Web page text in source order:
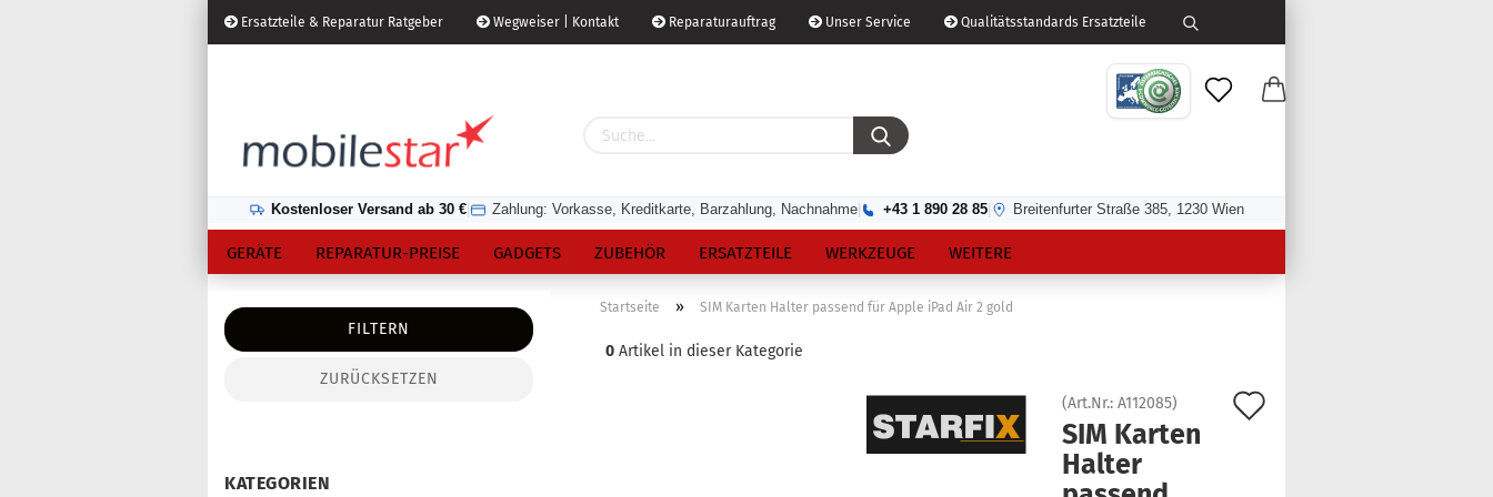
Ersatzteile & Reparatur Ratgeber Wegweiser | Kontakt Reparaturauftrag Unser Service Qualitätsstandards Ersatzteile
Kostenloser Versand ab 30 € Zahlung: Vorkasse, Kreditkarte, Barzahlung, Nachnahme +43 1 890 28 85 Breitenfurter Straße 385, 1230 Wien
GERÄTE REPARATUR-PREISE GADGETS ZUBEHÖR ERSATZTEILE WERKZEUGE WEITERE
Startseite » SIM Karten Halter passend für Apple iPad Air 2 gold
0 Artikel in dieser Kategorie
(Art.Nr.:A112085)
SIM Kar­ten
Hal­ter
FILTERN
ZURÜCKSETZEN
KATEGORIEN